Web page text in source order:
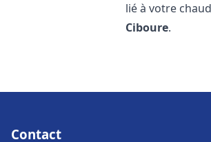
lié à votre
Ciboure.
Contact